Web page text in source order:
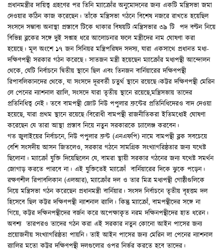
প্রধানমন্ত্রীর দায়িত্ব গ্রহণের পর তিনি ম্যাক্রোঁর অনুমোদনের জন্য একটি মন্ত্রিসভা জমা
দেওয়ার কঠিন কাজ করেছেন। তাঁকে মন্ত্রিসভা গঠনে বিশেষ নজরে রাখতে হয়েছিল
সংসদে সম্ভাব্য অনাস্থা প্রস্তাবে টিকে থাকার বিষয়টি।মন্ত্রিসভার ৩৯ টি পদ বণ্টন নিয়ে
বিভিন্ন ব্লকের সঙ্গে দুই সপ্তাহ ধরে আলোচনার ফলে মন্ত্রীদের নাম ঘোষণা করা
হয়েছে। মূল অংশে ১৭ জন সিনিয়র মন্ত্রিপরিষদ সদস্য, যারা একসাথে প্রধানত মধ্য-
দক্ষিণপন্থী সরকার গঠন করেছে। সাতজন মন্ত্রী হয়েছেন ম্যাক্রোঁর মধ্যপন্থী আন্দোলন
থেকে, যেটি নির্বাচনে দ্বিতীয় স্থানে ছিল এবং তিনজন বার্নিয়ারের দক্ষিণপন্থী
রিপাবলিকানদের থেকে, যা সংসদে দূরবর্তী চতুর্থ স্থানে রয়েছে।কট্টর দক্ষিণপন্থী মেরিন
লে পেনের ন্যাশনাল ৱ্যালি, সংসদে যারা তৃতীয় স্থানে রয়েছে,মন্ত্রিসভায় তাদের
প্রতিনিধিত্ব নেই। তবে বামপন্থী জোট নিউ পপুলার ফ্রন্টের প্রতিনিধিদেরও বাদ দেওয়া
হয়েছে, যারা প্রথম স্থানে রয়েছে।বিরোধী বামপন্থী রাজনীতিকরা ইতিমধ্যেই ঘোষণা
করেছেন যে তারা আস্থা প্রস্তাব নিয়ে নতুন সরকারকে চ্যালেঞ্জ করবেন।
গত জুলাইয়ের নির্বাচনে, নিউ পপুলার ফ্রন্ট (এনএফপি) নামে বামপন্থী ব্লক সবচেয়ে
বেশি সংসদীয় আসন জিতলেও, সরকার গঠনে সামগ্রিক সংখ্যাগরিষ্ঠতার জন্য যথেষ্ট
ছিলোনা। ম্যাক্রোঁ যুক্তি দিয়েছিলেন যে, বামরা স্থায়ী সরকার গঠনের জন্য যথেষ্ট সমর্থন
জোগাড় করতে পারবে না। এই যুক্তিতেই ম্যাক্রোঁ বার্নিয়ারের দিকে ঝুকে পড়েন।
রক্ষণশীল রিপাবলিকান (এলআর), ম্যাক্রোঁর দল ও তার মিত্র মধ্যপন্থী গোষ্ঠীগুলিকে
নিয়ে মন্ত্রিসভা গঠন করেছেন প্রধানমন্ত্রী বার্নিয়ার। সংসদ নির্বাচনে তৃতীয় বৃহত্তম দল
হিসেবে ছিল কট্টর দক্ষিণপন্থী ন্যাশনাল ৱ্যালি। কিন্তু ম্যাক্রোঁ, বামপন্থীদের সঙ্গে না
গিয়ে, কট্টর দক্ষিনপন্থীদের বর্জন করে অপেক্ষাকৃত নরম দক্ষিনপন্থীদের হাত ধরেন।
অবশ্য তারপরও তাদের গঠন করা এই সরকার নতুন কোনো আইন পাসের জন্য
প্রয়োজনীয় সংখ্যাগরিষ্ঠতা পায়নি। তাই আইন পাসের জন্য মেরিন লা পেনের ন্যাশনাল
র‍্যালির মতো কট্টর দক্ষিণপন্থী দলগুলোর ওপর নির্ভর করতে হবে তাদের।